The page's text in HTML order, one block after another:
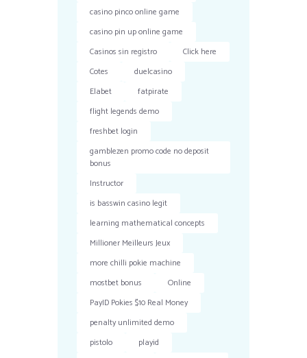
casino pinco online game
casino pin up online game
Casinos sin registro
Click here
Cotes
duelcasino
Elabet
fatpirate
flight legends demo
freshbet login
gamblezen promo code no deposit
bonus
Instructor
is basswin casino legit
learning mathematical concepts
Millioner Meilleurs Jeux
more chilli pokie machine
mostbet bonus
Online
PayID Pokies $10 Real Money
penalty unlimited demo
pistolo
playid